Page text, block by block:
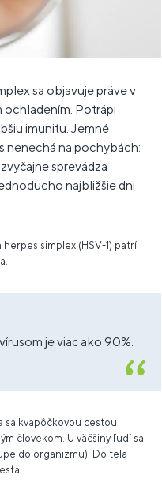
sa objavuje práve v
ochladením. Potrápi
imunitu. Jemné
nenechá na pochybách:
sprevádza
najbližšie dni
simplex (HSV-1) patrí
je viac ako 90%.
sa kvapôčkovou cestou
človekom. U väčšiny ľudí sa
do organizmu). Do tela